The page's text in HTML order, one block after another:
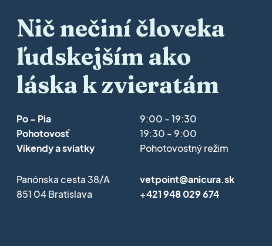
Nič nečiní človeka
ľudskejším ako
láska k zvieratám
Po - Pia
Pohotovosť
Víkendy a sviatky
9:00 - 19:30
19:30 - 9:00
Pohotovostný režim
Panónska cesta 38/A
851 04 Bratislava
vetpoint@anicura.sk
+421 948 029 674